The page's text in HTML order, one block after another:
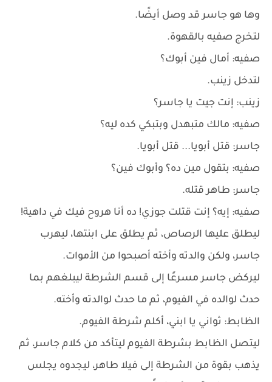
وها هو جاسر قد وصل أيضًا.
لتخرج صفيه بالقهوة.
صفيه: أمال فين أبوك؟
لتدخل زينب.
زينب: إنت جيت يا جاسر؟
صفيه: مالك متبهدل وبتبكي كده ليه؟
جاسر: قتل أبويا... قتل أبويا.
صفيه: بتقول مين ده؟ وأبوك فين؟
جاسر: طاهر قتله.
صفيه: إيه؟ إنت قتلت جوزي! ده أنا هروح فيك في داهية!
ليطلق عليها الرصاص، ثم يطلق على ابنتها، ليهرب
جاسر، ولكن والدته وأخته أصبحوا من الأموات.
ليركض جاسر مسرعًا إلى قسم الشرطة ليبلغهم بما
حدث لوالده في الفيوم، ثم ما حدث لوالدته وأخته.
الظابط: ثواني يا ابني، أكلم شرطة الفيوم.
ليتصل الظابط بشرطة الفيوم ليتأكد من كلام جاسر، ثم
يذهب بقوة من الشرطة إلى فيلا طاهر، ليجدوه يجلس